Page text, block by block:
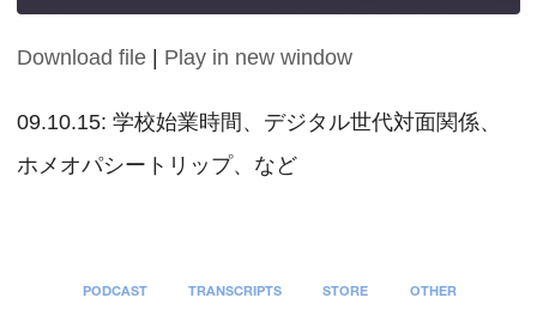
SHARE
LINK
EMBED
Download file Play in new window
09.10.15: 学校始業時間、デジタル世代対面関係、
ホメオパシートリップ、など
PODCAST TRANSCRIPTS STORE OTHER